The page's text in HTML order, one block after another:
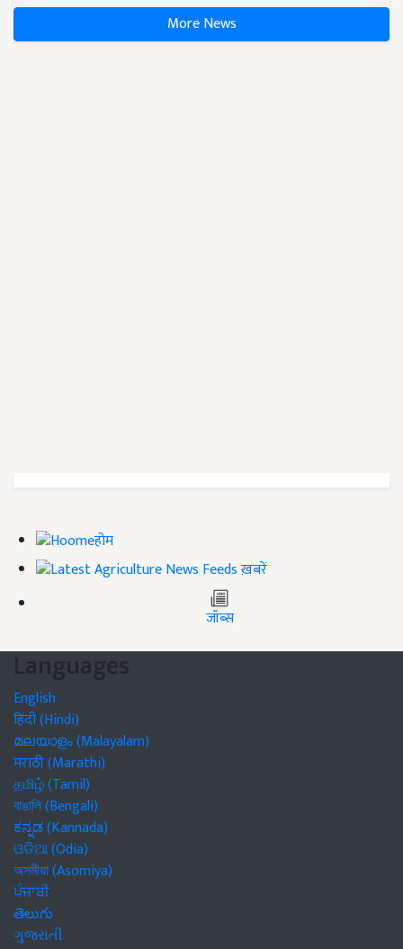
More News
होम
ख़बरें
जॉब्स
Languages
English
हिंदी (Hindi)
മലയാളം (Malayalam)
मराठी (Marathi)
தமிழ் (Tamil)
বাঙালি (Bengali)
ಕನ್ನಡ (Kannada)
ଓଡିଆ (Odia)
অসমীয়া (Asomiya)
ਪੰਜਾਬੀ
తెలుగు
ગુજરાતી